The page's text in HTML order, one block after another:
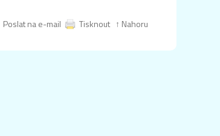
Poslat na e-mail Tisknout ↑ Nahoru